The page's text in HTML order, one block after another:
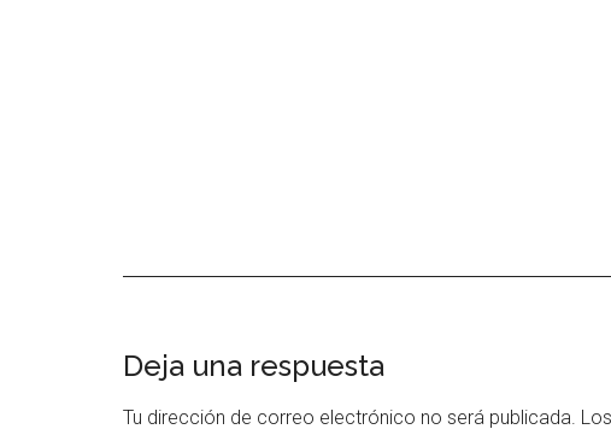
Interacciones
con
Deja una respuesta
Tu dirección de correo electrónico no será publicada.